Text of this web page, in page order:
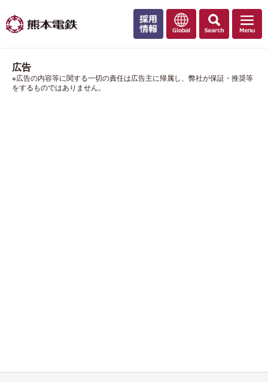
広告
※広告の内容等に関する一切の責任は広告主に帰属し、弊社が保証・推奨等
をするものではありません。